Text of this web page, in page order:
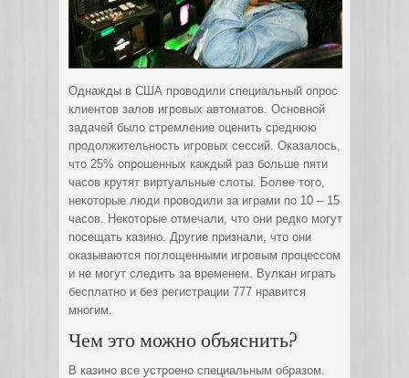
Однажды в США проводили специальный опрос
клиентов залов игровых автоматов. Основной
задачей было стремление оценить среднюю
продолжительность игровых сессий. Оказалось,
что 25% опрошенных каждый раз больше пяти
часов крутят виртуальные слоты. Более того,
некоторые люди проводили за играми по 10 – 15
часов. Некоторые отмечали, что они редко могут
посещать казино. Другие признали, что они
оказываются поглощенными игровым процессом
и не могут следить за временем. Вулкан играть
бесплатно и без регистрации 777 нравится
многим.
Чем это можно объяснить?
В казино все устроено специальным образом.